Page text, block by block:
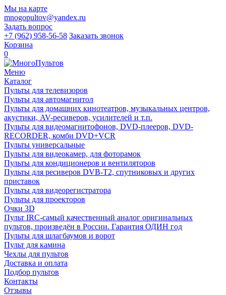
Мы на карте
mnogopultov@yandex.ru
Задать вопрос
+7 (962) 958-56-58 Заказать звонок
Корзина
0
Меню
Каталог
Пульты для телевизоров
Пульты для автомагнитол
Пульты для домашних кинотеатров, музыкальных центров,
акустики, AV-ресиверов, усилителей и т.п.
Пульты для видеомагнитофонов, DVD-плееров, DVD-
RECORDER, комби DVD+VCR
Пульты универсальные
Пульты для видеокамер, для фоторамок
Пульты для кондиционеров и вентиляторов
Пульты для ресиверов DVB-T2, спутниковых и других
приставок
Пульты для видеорегистратора
Пульты для проекторов
Очки 3D
Пульт IRC-самый качественный аналог оригинальных
пультов, произведён в России. Гарантия ОДИН год
Пульты для шлагбаумов и ворот
Пульт для камина
Чехлы для пультов
Доставка и оплата
Подбор пультов
Контакты
Отзывы